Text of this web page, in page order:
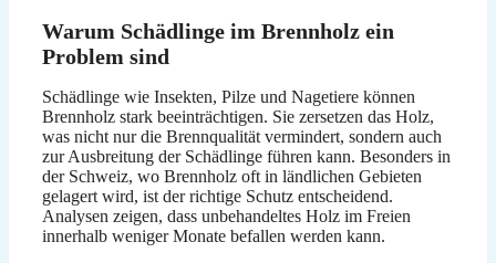
Warum Schädlinge im Brennholz ein
Problem sind
Schädlinge wie Insekten, Pilze und Nagetiere können
Brennholz stark beeinträchtigen. Sie zersetzen das Holz,
was nicht nur die Brennqualität vermindert, sondern auch
zur Ausbreitung der Schädlinge führen kann. Besonders in
der Schweiz, wo Brennholz oft in ländlichen Gebieten
gelagert wird, ist der richtige Schutz entscheidend.
Analysen zeigen, dass unbehandeltes Holz im Freien
innerhalb weniger Monate befallen werden kann.